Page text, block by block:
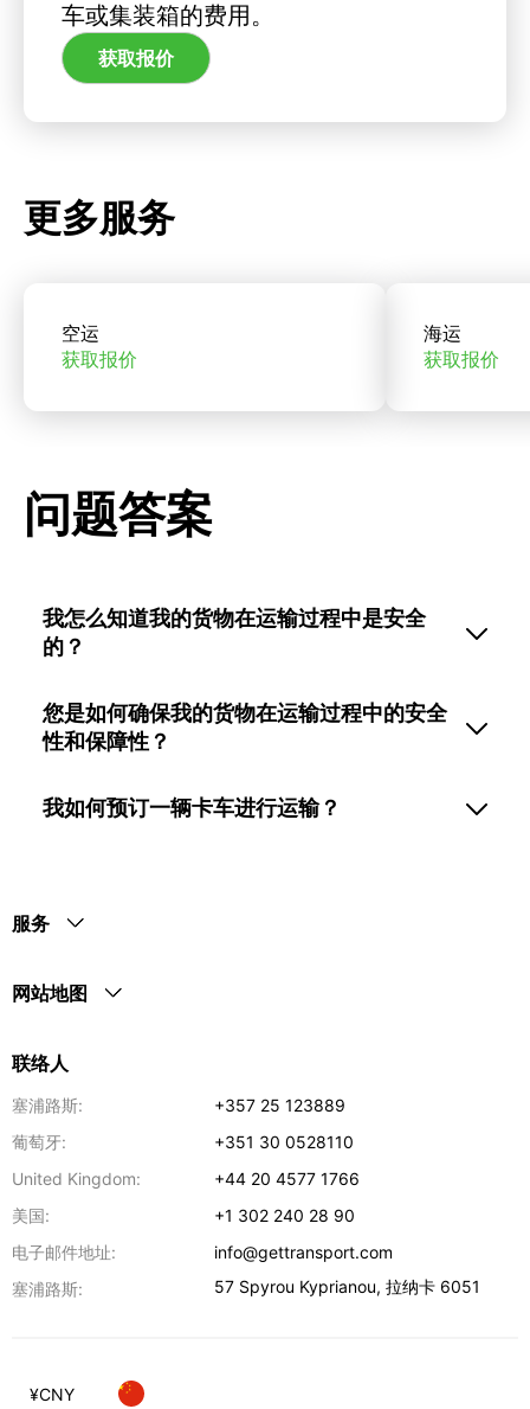
车或集装箱的费用。
获取报价
更多服务
空运
获取报价
海运
获取报价
问题答案
我怎么知道我的货物在运输过程中是安全
的？
您是如何确保我的货物在运输过程中的安全
性和保障性？
我如何预订一辆卡车进行运输？
服务
网站地图
联络人
塞浦路斯:
+357 25 123889
葡萄牙:
+351 30 0528110
United Kingdom:
+44 20 4577 1766
美国:
+1 302 240 28 90
电子邮件地址:
info@gettransport.com
塞浦路斯:
57 Spyrou Kyprianou,拉纳卡 6051
¥CNY